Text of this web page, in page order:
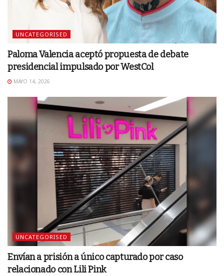
UNCATEGORISED
Paloma Valencia aceptó propuesta de debate
presidencial impulsado por WestCol
MAYO 14, 2026
UNCATEGORISED
Envían a prisión a único capturado por caso
relacionado con Lili Pink